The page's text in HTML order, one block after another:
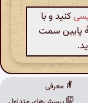
کنید و با
پایین سمت
معرفی